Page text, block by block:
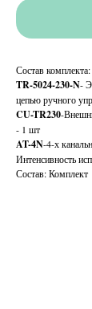
Состав комплекта:
TR-5024-230-N-
цепью ручного
CU-TR230-
- 1 шт
AT-4N-4-х
Интенсивность
Состав: Комплект